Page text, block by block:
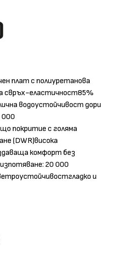
плат с полиуретанова
свръх-еластичност85%
водоустойчивост дори
000
покритие с голяма
(DWR)висока
комфорт без
20 000
и